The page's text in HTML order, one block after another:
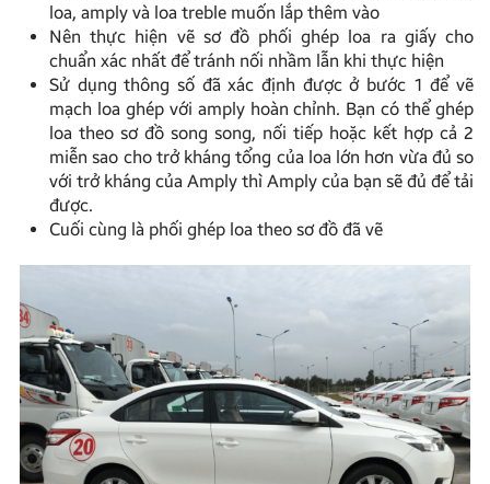
loa, amply và loa treble muốn lắp thêm vào
Nên thực hiện vẽ sơ đồ phối ghép loa ra giấy cho
chuẩn xác nhất để tránh nối nhầm lẫn khi thực hiện
Sử dụng thông số đã xác định được ở bước 1 để vẽ
mạch loa ghép với amply hoàn chỉnh. Bạn có thể ghép
loa theo sơ đồ song song, nối tiếp hoặc kết hợp cả 2
miễn sao cho trở kháng tổng của loa lớn hơn vừa đủ so
với trở kháng của Amply thì Amply của bạn sẽ đủ để tải
được.
Cuối cùng là phối ghép loa theo sơ đồ đã vẽ